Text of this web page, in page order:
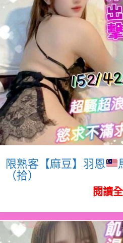
限熟客【麻豆】羽恩
（拾）
閱讀